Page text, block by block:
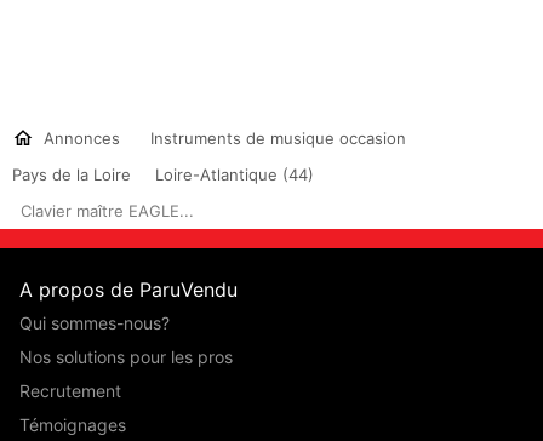
Annonces
Instruments de musique occasion
Pays de la Loire
Loire-Atlantique (44)
Clavier maître EAGLE...
A propos de ParuVendu
Qui sommes-nous?
Nos solutions pour les pros
Recrutement
Témoignages